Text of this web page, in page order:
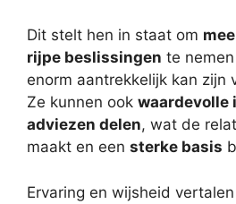
Dit stelt hen in staat om
rijpe beslissingen te
enorm aantrekkelijk kan zijn
Ze kunnen ook waardevolle
adviezen delen, wat de
maakt en een sterke basis
Ervaring en wijsheid